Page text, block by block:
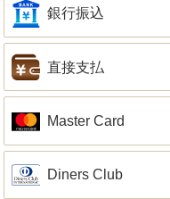
銀行振込
直接支払
Master Card
Diners Club